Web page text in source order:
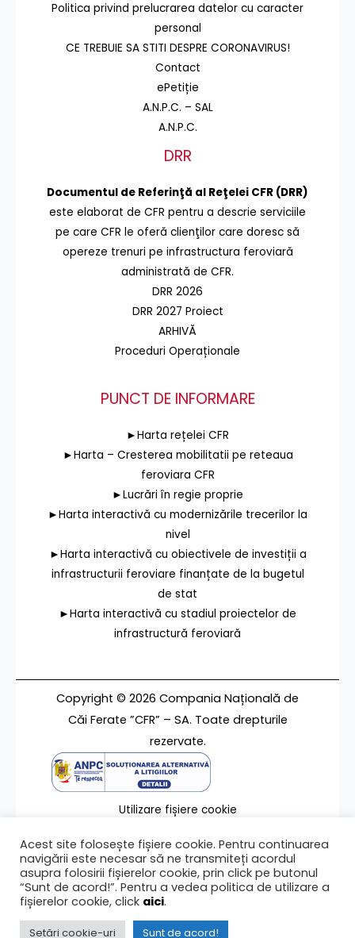
Politica privind prelucrarea datelor cu caracter
personal
CE TREBUIE SA STITI DESPRE CORONAVIRUS!
Contact
ePetiție
A.N.P.C. – SAL
A.N.P.C.
DRR
Documentul de Referinţă al Reţelei CFR (DRR)
este elaborat de CFR pentru a descrie serviciile
pe care CFR le oferă clienţilor care doresc să
opereze trenuri pe infrastructura feroviară
administrată de CFR.
DRR 2026
DRR 2027 Proiect
ARHIVĂ
Proceduri Operaționale
PUNCT DE INFORMARE
►Harta rețelei CFR
►Harta – Cresterea mobilitatii pe reteaua
feroviara CFR
►Lucrări în regie proprie
►Harta interactivă cu modernizările trecerilor la
nivel
►Harta interactivă cu obiectivele de investiții a
infrastructurii feroviare finanțate de la bugetul
de stat
►Harta interactivă cu stadiul proiectelor de
infrastructură feroviară
Copyright © 2026 Compania Națională de
Căi Ferate ”CFR” – SA. Toate drepturile
rezervate.
Utilizare fișiere cookie
Contact
Ultima modificare a paginii 25/02/2026
Acest site folosește fișiere cookie. Pentru continuarea
navigării este necesar să ne transmiteți acordul
asupra folosirii fișierelor cookie, prin click pe butonul
“Sunt de acord!”. Pentru a vedea politica de utilizare a
fișierelor cookie, click aici.
Setări cookie-uri Sunt de acord!